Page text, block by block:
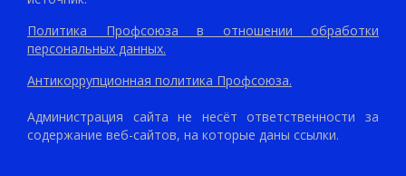
Политика Профсоюза в отношении обработки
персональных данных.
Антикоррупционная политика Профсоюза.
Администрация сайта не несёт ответственности за
содержание веб-сайтов, на которые даны ссылки.